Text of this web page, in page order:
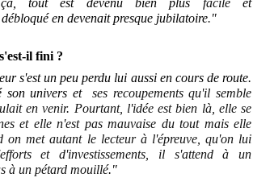
ça, tout est devenu bien plus facileet
en devenait presque jubilatoire."
il fini ?
s'est un peu perdu lui aussi en cours de route.
son univers et
ses recoupements qu'il semble
en venir. Pourtant, l'idée est bien là, elle se
et elle n'est pas mauvaise du tout mais elle
on met autant le lecteur à l'épreuve, qu'on lui
et d'investissements, il s'attend à un
à un pétard mouillé."